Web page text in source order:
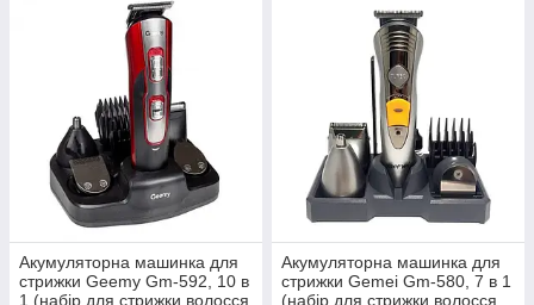
Акумуляторна машинка для
стрижки Geemy Gm-592, 10 в
1 (набір для стрижки волосся
Акумуляторна машинка для
стрижки Gemei Gm-580, 7 в 1
(набір для стрижки волосся